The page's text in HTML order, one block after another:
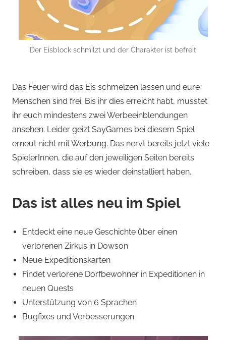
Der Eisblock schmilzt und der Charakter ist befreit
Das Feuer wird das Eis schmelzen lassen und eure
Menschen sind frei. Bis ihr dies erreicht habt, musstet
ihr euch mindestens zwei Werbeeinblendungen
ansehen. Leider geizt SayGames bei diesem Spiel
erneut nicht mit Werbung. Das nervt bereits jetzt viele
SpielerInnen, die auf den jeweiligen Seiten bereits
schreiben, dass sie es wieder deinstalliert haben.
Das ist alles neu im Spiel
Entdeckt eine neue Geschichte über einen
verlorenen Zirkus in Dowson
Neue Expeditionskarten
Findet verlorene Dorfbewohner in Expeditionen in
neuen Quests
Unterstützung von 6 Sprachen
Bugfixes und Verbesserungen